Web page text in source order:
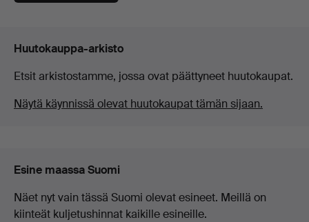
Huutokauppa-arkisto
Etsit arkistostamme, jossa ovat päättyneet huutokaupat.
Näytä käynnissä olevat huutokaupat tämän sijaan.
Esine maassa Suomi
Näet nyt vain tässä Suomi olevat esineet. Meillä on
kiinteät kuljetushinnat kaikille esineille.